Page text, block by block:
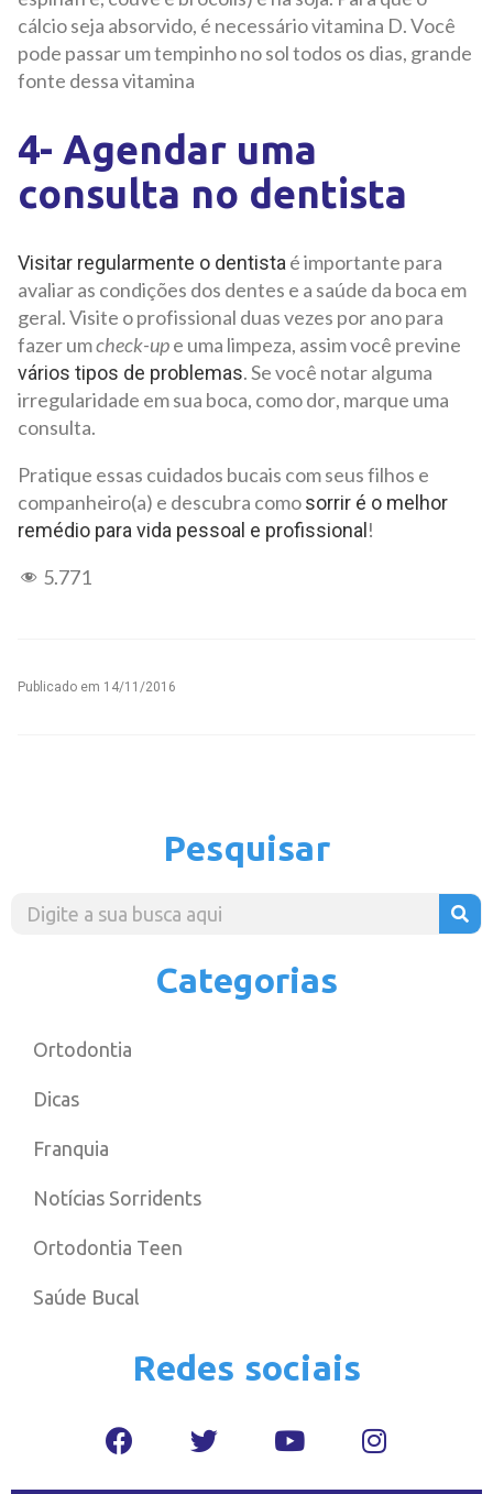
cálcio seja absorvido, é necessário vitamina D. Você
pode passar um tempinho no sol todos os dias, grande
fonte dessa vitamina
4- Agendar uma
consulta no dentista
Visitar regularmente o dentista é importante para
avaliar as condições dos dentes e a saúde da boca em
geral. Visite o profissional duas vezes por ano para
fazer umcheck-upe uma limpeza, assim você previne
vários tipos de problemas. Se você notar alguma
irregularidade em sua boca, como dor, marque uma
consulta.
Pratique essas cuidados bucais com seus filhos e
companheiro(a) e descubra comosorrir é o melhor
remédio para vida pessoal e profissional !
5.771
Publicado em 14/11/2016
Pesquisar
Categorias
Ortodontia
Dicas
Franquia
Notícias Sorridents
Ortodontia Teen
Saúde Bucal
Redes sociais